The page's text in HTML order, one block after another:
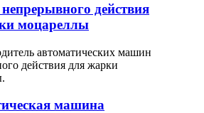
действия
моцареллы
машина